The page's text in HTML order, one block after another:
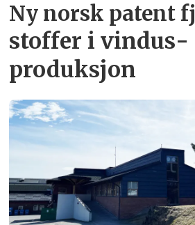
Ny norsk patent
stoffer i vindus­
produksjon